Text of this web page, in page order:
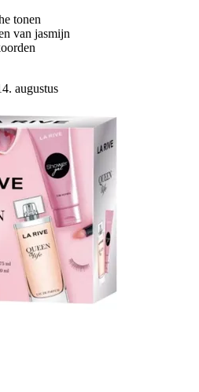
tonen
van jasmijn
augustus